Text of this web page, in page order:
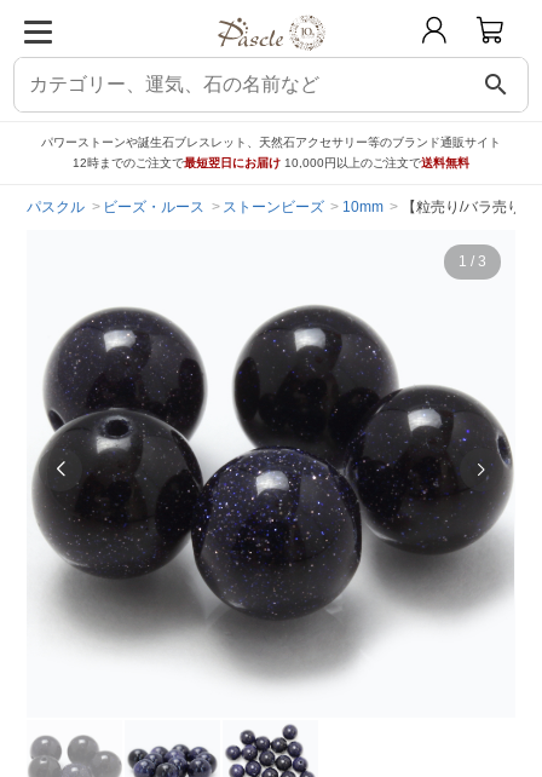
search
パワーストーンや誕生石ブレスレット、天然石アクセサリー等のブランド通販サイト
12時までのご注文で最短翌日にお届け 10,000円以上のご注文で送料無料
パスクル ビーズ・ルース ストーンビーズ 10mm 【粒売り/バラ売り
1 / 3